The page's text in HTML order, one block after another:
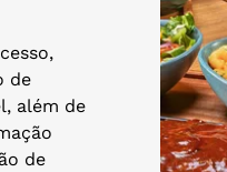
de
além de
de